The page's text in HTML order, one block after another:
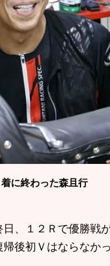
に終わった森且行
、１２Ｒで優勝戦
後初Ｖはならなか